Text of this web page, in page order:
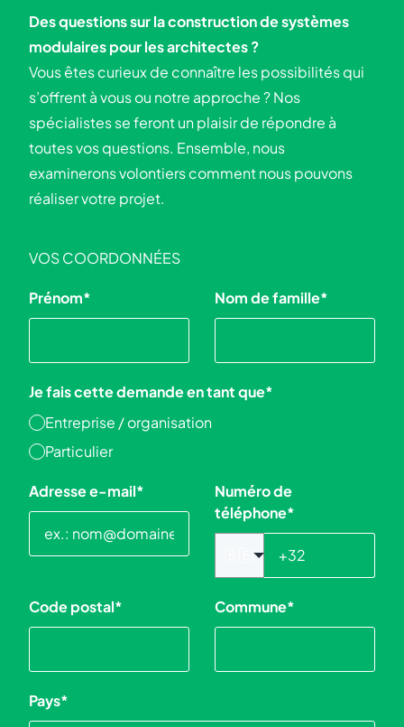
Des questions sur la construction de systèmes
modulaires pour les architectes ?
Vous êtes curieux de connaître les possibilités qui
s’offrent à vous ou notre approche ? Nos
spécialistes se feront un plaisir de répondre à
toutes vos questions. Ensemble, nous
examinerons volontiers comment nous pouvons
réaliser votre projet.
VOS COORDONNÉES
Prénom* Nom de famille*
Je fais cette demande en tant que*
Entreprise / organisation
Particulier
Adresse e-mail*
Numéro de
téléphone*
Code postal* Commune*
Pays*